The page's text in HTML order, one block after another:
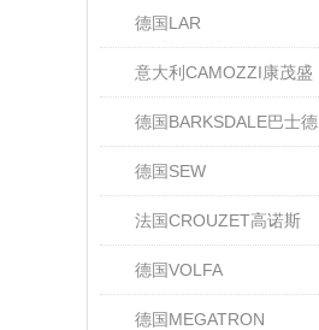
德国LAR
意大利CAMOZZI康茂盛
德国BARKSDALE巴士德
德国SEW
法国CROUZET高诺斯
德国VOLFA
德国MEGATRON